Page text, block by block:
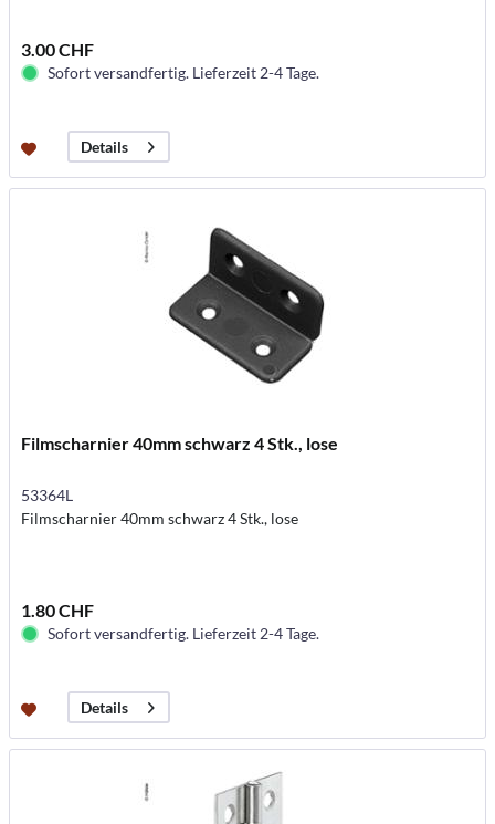
3.00 CHF
Sofort versandfertig. Lieferzeit 2-4 Tage.
Details
Filmscharnier 40mm schwarz 4 Stk., lose
53364L
Filmscharnier 40mm schwarz 4 Stk., lose
1.80 CHF
Sofort versandfertig. Lieferzeit 2-4 Tage.
Details